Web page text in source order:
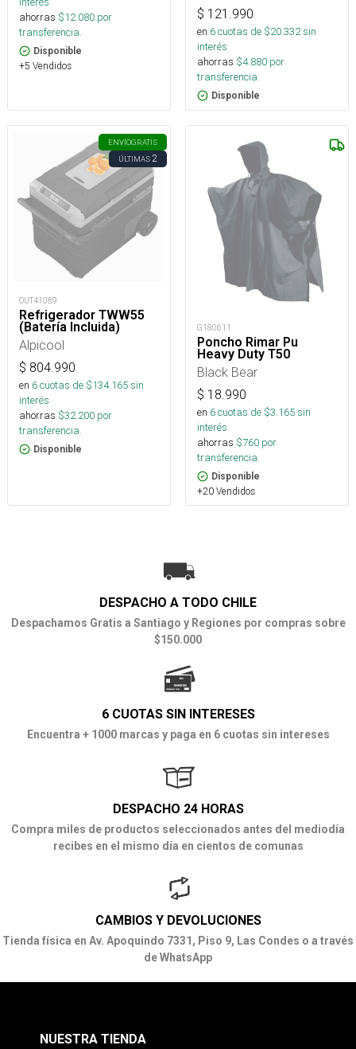
ahorras $12.080 por
transferencia.
Disponible
+5 Vendidos
$ 121.990
en 6cuotas de $20.332sin
interés
ahorras $4.880 por
transferencia.
Disponible
ENVÍOGRATIS
ÚLTIMAS2
OUT41089
Refrigerador TWW55
(Batería Incluida)
Alpicool
$ 804.990
en 6cuotas de $134.165sin
interés
ahorras $32.200 por
transferencia.
Disponible
G180611
Poncho Rimar Pu
Heavy Duty T50
Black Bear
$ 18.990
en 6cuotas de $3.165sin
interés
ahorras $760 por
transferencia.
Disponible
+20 Vendidos
DESPACHO A TODO CHILE
Despachamos Gratis a Santiago y Regiones por compras sobre
$150.000
6 CUOTAS SIN INTERESES
Encuentra + 1000 marcas y paga en 6 cuotas sin intereses
DESPACHO 24 HORAS
Compra miles de productos seleccionados antes del mediodía
recibes en el mismo día en cientos de comunas
CAMBIOS Y DEVOLUCIONES
Tienda física en Av. Apoquindo 7331, Piso 9, Las Condes o a través
de WhatsApp
NUESTRA TIENDA